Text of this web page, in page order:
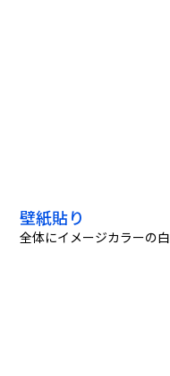
壁紙貼り
全体にイメージカラーの